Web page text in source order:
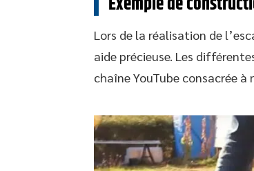
Lors de la réalisation de
aide précieuse. Les
chaîne YouTube consacrée